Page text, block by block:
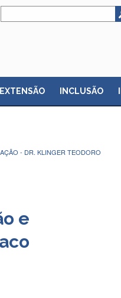
INCLUSÃO
- DR. KLINGER TEODORO
e